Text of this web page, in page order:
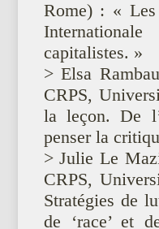
Rome) : «
capitalistes. »
> Elsa
CRPS,
la leçon. De
penser la
> Julie Le
CRPS,
Stratégies de
de ‘race’ et